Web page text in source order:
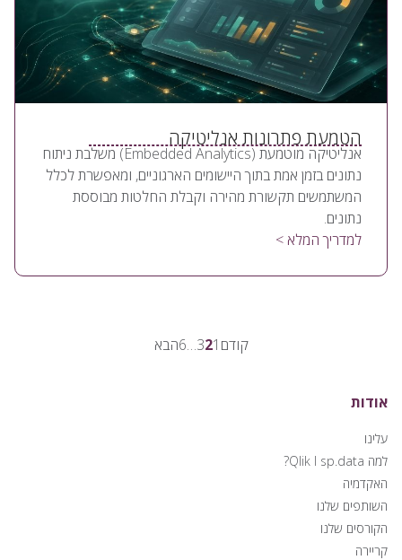
הטמעת פתרונות אנליטיקה
אנליטיקה מוטמעת (Embedded Analytics) משלבת ניתוח
נתונים בזמן אמת בתוך היישומים הארגוניים, ומאפשרת לכלל
המשתמשים תקשורת מהירה וקבלת החלטות מבוססת
נתונים.
למדריך המלא >
Posts קודם Page
1
Page
2
Page
3
…
Page
6הבא
אודות
עלינו
למה Qlik I sp.data?
האקדמיה
השותפים שלנו
הקורסים שלנו
קריירה